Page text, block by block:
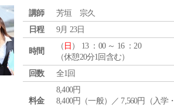
講師
芳垣 宗久
日程
9月 23日
時間
（ 日 ） 13 ：00 ～ 16 ：20
（休憩20分1回含む）
回数
全1回
料金
8,400円
8,400円（一般）／ 7,560円（入学